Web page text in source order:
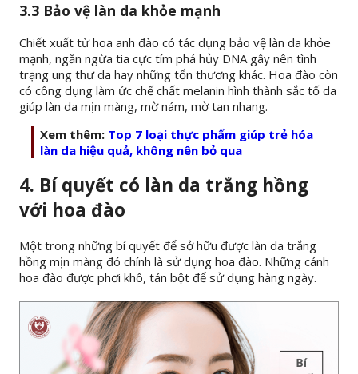
3.3 Bảo vệ làn da khỏe mạnh
Chiết xuất từ hoa anh đào có tác dụng bảo vệ làn da khỏe
mạnh, ngăn ngừa tia cực tím phá hủy DNA gây nên tình
trạng ung thư da hay những tổn thương khác. Hoa đào còn
có công dụng làm ức chế chất melanin hình thành sắc tố da
giúp làn da mịn màng, mờ nám, mờ tan nhang.
Xem thêm: Top 7 loại thực phẩm giúp trẻ hóa
làn da hiệu quả, không nên bỏ qua
4. Bí quyết có làn da trắng hồng
với hoa đào
Một trong những bí quyết để sở hữu được làn da trắng
hồng mịn màng đó chính là sử dụng hoa đào. Những cánh
hoa đào được phơi khô, tán bột để sử dụng hàng ngày.